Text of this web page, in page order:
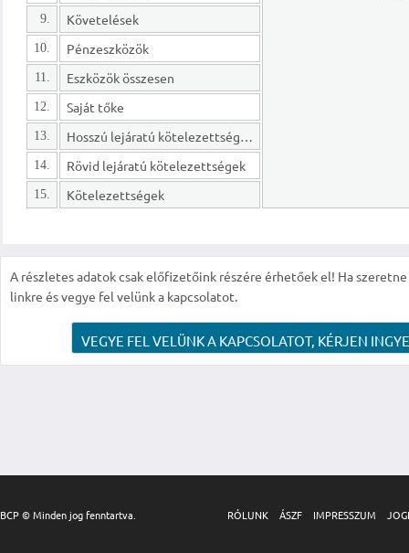
9. Követelések
10. Pénzeszközök
11. Eszközök összesen
12. Saját tőke
13. Hosszú lejáratú kötelezettségek
14. Rövid lejáratú kötelezettségek
15. Kötelezettségek
A részletes adatok csak előfizetőink részére érhetőek el! Ha
linkre és vegye fel velünk a kapcsolatot.
VEGYE FEL VELÜNK A KAPCSOLATOT, KÉRJEN
BCP © Minden jog fenntartva. RÓLUNK ÁSZF IMPRESSZUM